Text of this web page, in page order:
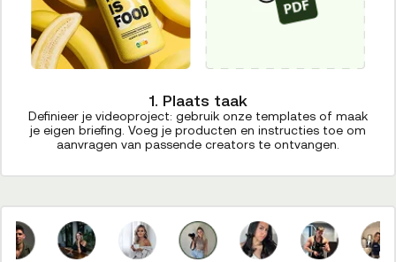
1. Plaats taak
Definieer je videoproject: gebruik onze templates of maak
je eigen briefing. Voeg je producten en instructies toe om
aanvragen van passende creators te ontvangen.